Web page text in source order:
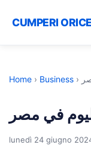
CUMPERI ORICE
Home › Business ›
في مصر
lunedì 24 giugno